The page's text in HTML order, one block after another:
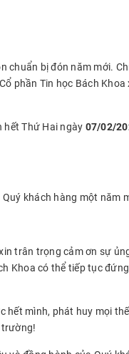
chuẩn bị đón năm mới.
phần Tin học Bách Khoa
hết Thứ Hai ngày 07/02/
khách hàng một năm
trân trọng cảm ơn sự
Khoa có thể tiếp tục
mình, phát huy mọi
trường!